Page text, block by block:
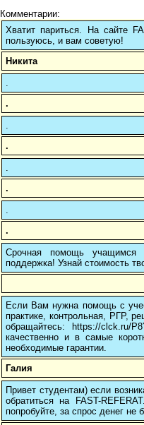
Комментарии:
Хватит париться. На сайте
пользуюсь, и вам советую!
Никита
.
.
.
.
Срочная помощь учащимся в
поддержка! Узнай стоимость
Если Вам нужна помощь с
практике, контрольная, РГР,
обращайтесь: https://clck.ru/
качественно и в самые
необходимые гарантии.
Галия
Привет студентам) если
обратиться на FAST-
попробуйте, за спрос денег не